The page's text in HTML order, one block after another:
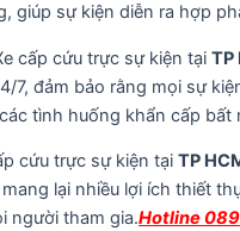
giúp sự kiện diễn ra hợp
cấp cứu trực sự kiện tại TP
7, đảm bảo rằng mọi sự
tình huống khẩn cấp bất
cứu trực sự kiện tại TP
lại nhiều lợi ích thiết
người tham gia.Hotline